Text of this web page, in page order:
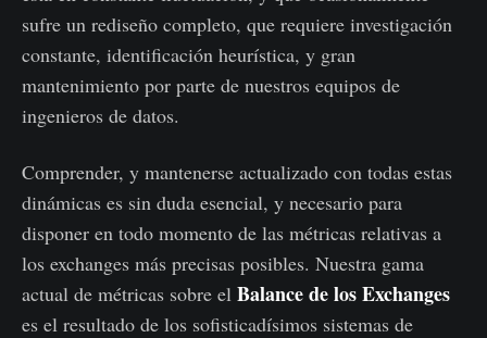
sufre un rediseño completo, que requiere investigación
constante, identificación heurística, y gran
mantenimiento por parte de nuestros equipos de
ingenieros de datos.
Comprender, y mantenerse actualizado con todas estas
dinámicas es sin duda esencial, y necesario para
disponer en todo momento de las métricas relativas a
los exchanges más precisas posibles. Nuestra gama
actual de métricas sobre el Balance de los Exchanges
es el resultado de los sofisticadísimos sistemas de